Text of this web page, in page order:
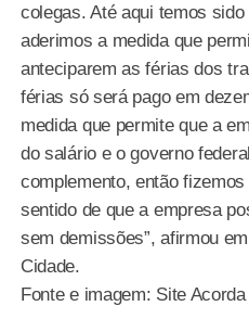
colegas. Até aqui temos
aderimos a medida que
anteciparem as férias dos
férias só será pago em
medida que permite que a
do salário e o governo
complemento, então
sentido de que a empresa
sem demissões”, afirmou
Cidade.
Fonte e imagem: Site